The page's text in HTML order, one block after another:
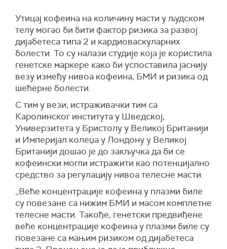
Утицај кофеина на количину масти у људском
телу могао би бити фактор ризика за развој
дијабетеса типа 2 и кардиоваскуларних
болести. То су налази студије која је користила
генетске маркере како би успоставила јаснију
везу између нивоа кофеина, БМИ и ризика од
шећерне болести.
С тим у вези, истраживачки тим са
Каролинског института у Шведској,
Универзитета у Бристолу у Великој Британији
и Империјал колеџа у Лондону у Великој
Британији дошао је до закључка да би се
кофеински могли истражити као потенцијално
средство за регулацију нивоа телесне масти.
„Веће концентрације кофеина у плазми биле
су повезане са нижим БМИ и масом комплетне
телесне масти. Такође, генетски предвиђене
веће концентрације кофеина у плазми биле су
повезане са мањим ризиком од дијабетеса